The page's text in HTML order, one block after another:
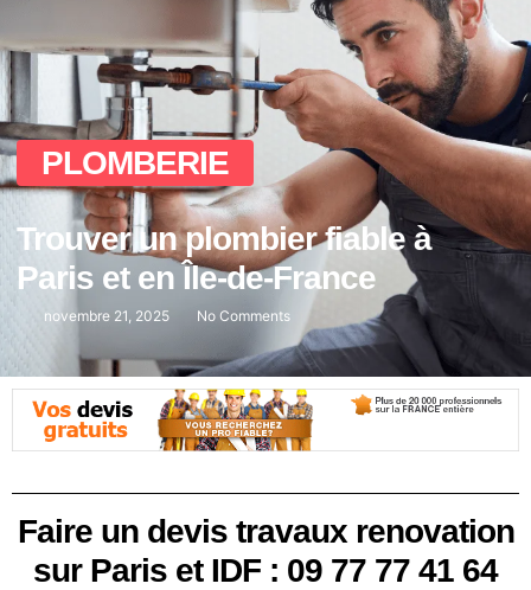
PLOMBERIE
Trouver un plombier fiable à
Paris et en Île-de-France
novembre 21, 2025 No Comments
Faire un devis travaux renovation
sur Paris et IDF : 09 77 77 41 64